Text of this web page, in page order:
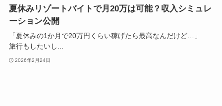
夏休みリゾートバイトで月20万は可能？収入シミュレ
ーション公開
「夏休みの1か月で20万円くらい稼げたら最高なんだけど…」
旅行もしたいし...
2026年2月24日